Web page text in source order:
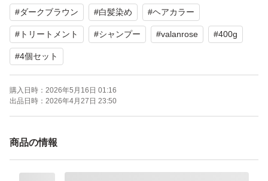
VR クロクリームシャンプー ダークブラウン
NET 400g
#ダークブラウン #白髪染め #ヘアカラー
# トリートメント #シャンプー #valanrose #400g
#4個セット
購入日時： 2026年5月16日 01:16
出品日時： 2026年4月27日 23:50
商品の情報